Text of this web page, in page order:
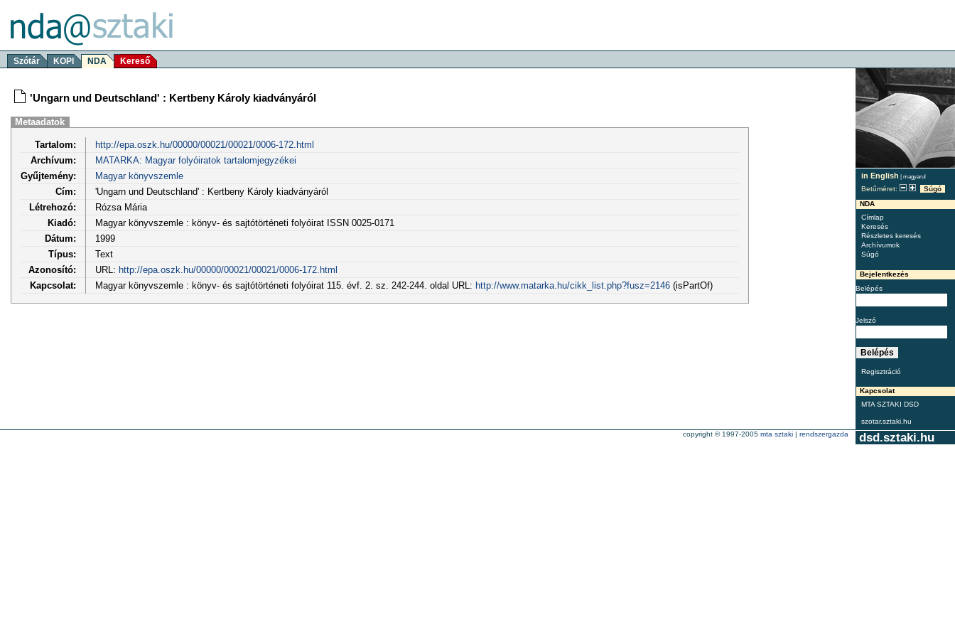
Szótár KOPI NDA Kereső
in English | magyarul
Betűméret:
Súgó
NDA
Címlap
Keresés
Részletes keresés
Archívumok
Súgó
Bejelentkezés
Belépés
Jelszó
Regisztráció
Kapcsolat
MTA SZTAKI DSD
szotar.sztaki.hu
'Ungarn und Deutschland' : Kertbeny Károly kiadványáról
Metaadatok
Tartalom:
http://epa.oszk.hu/00000/00021/00021/0006-172.html
Archívum:
MATARKA: Magyar folyóiratok tartalomjegyzékei
Gyűjtemény:
Magyar könyvszemle
Cím:
'Ungarn und Deutschland' : Kertbeny Károly kiadványáról
Létrehozó:
Rózsa Mária
Kiadó:
Magyar könyvszemle : könyv- és sajtótörténeti folyóirat ISSN 0025-0171
Dátum:
1999
Típus:
Text
Azonosító:
URL: http://epa.oszk.hu/00000/00021/00021/0006-172.html
Kapcsolat:
Magyar könyvszemle : könyv- és sajtótörténeti folyóirat 115. évf. 2. sz. 242-244. oldal URL: http://www.matarka.hu/cikk_list.php?fusz=2146(isPartOf)
dsd.sztaki.hu
copyright © 1997-2005 mta sztaki | rendszergazda